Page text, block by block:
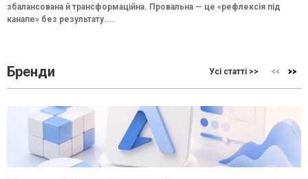
збалансована й трансформаційна. Провальна — це «рефлексія під
канапе» без результату....
Бренди Усі статті >>